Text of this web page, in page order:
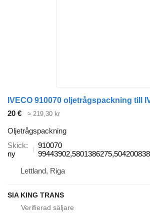
20 € ≈ 219,30 kr
Oljetrågspackning
Skick
ny
910070
Lettland, Riga
SIA KING TRANS